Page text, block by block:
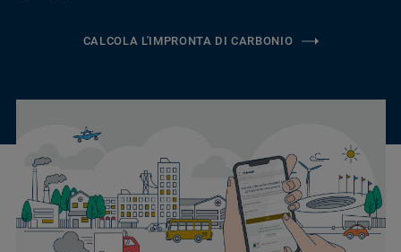
CALCOLA L'IMPRONTA DI CARBONIO